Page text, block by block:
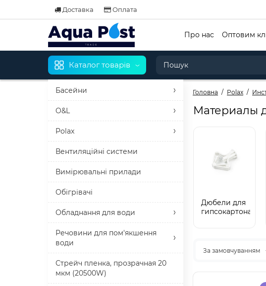
Доставка Оплата
Про нас Оптовим
Каталог товарів
Басейни
O&L
Polax
Вентиляційні системи
Вимірювальні прилади
Обігрівачі
Обладнання для води
Речовини для пом'якшення
води
Стрейч пленка, прозрачная 20
мкм (20500W)
Головна Polax
Материалы
Дюбели для
гипсокартона
За замовчуванням